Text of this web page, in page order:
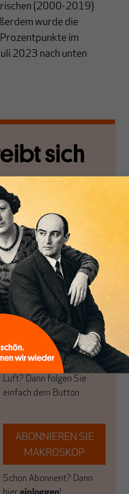
(2000-2019)
wurde die
im
2023 nach unten
sich
Wir verlassen die
journalistische Filterblase,
in der sich viele
eingerichtet haben. Wir
öffnen Fenster und
bringen frische Luft in die
engen und verstaubten
Debattenräume.
Brauchen Sie auch frische
Luft? Dann folgen Sie
einfach dem Button.
ABONNIEREN SIE
MAKROSKOP
Schon Abonnent? Dann